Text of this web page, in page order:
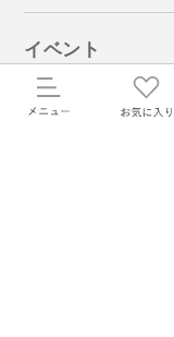
イベント
ブライダルフェア